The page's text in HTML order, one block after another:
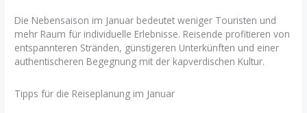
Die Nebensaison im Januar bedeutet weniger Touristen und
mehr Raum für individuelle Erlebnisse. Reisende profitieren von
entspannteren Stränden, günstigeren Unterkünften und einer
authentischeren Begegnung mit der kapverdischen Kultur.
Tipps für die Reiseplanung im Januar